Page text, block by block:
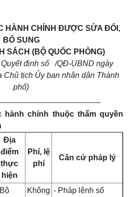
HÀNH CHÍNH ĐƯỢC SỬA ĐỔI,
BỔ SUNG
SÁCH (BỘ QUỐC PHÒNG)
Quyết định số /QĐ-UBND ngày
tịch Ủy ban nhân dân Thành
phố)
hành chính thuộc thẩm quyền
Địa
điểm
thực
hiện
Phí, lệ
phí
Căn cứ pháp lý
Không - Pháp lệnh số